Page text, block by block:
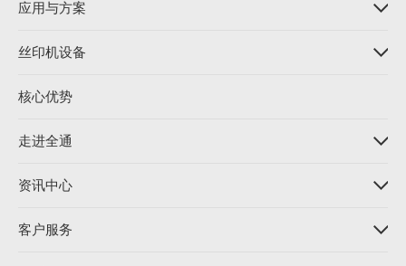
应用与方案
丝印机设备
核心优势
走进全通
资讯中心
客户服务